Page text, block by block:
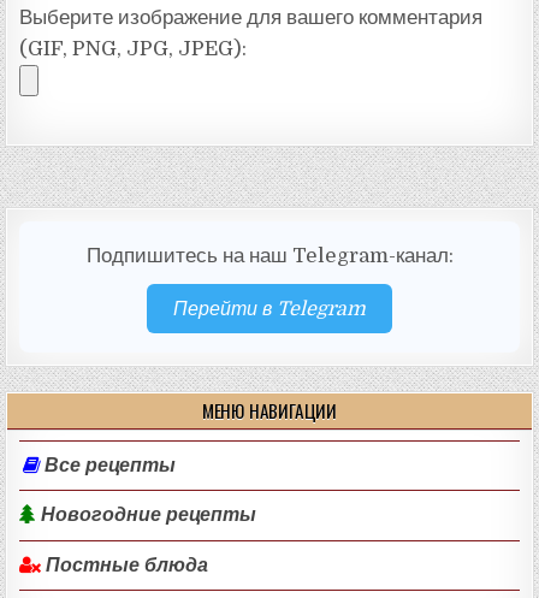
Выберите изображение для вашего комментария
(GIF, PNG, JPG, JPEG):
Подпишитесь на наш Telegram-канал:
Перейти в Telegram
МЕНЮ НАВИГАЦИИ
Все рецепты
Новогодние рецепты
Постные блюда